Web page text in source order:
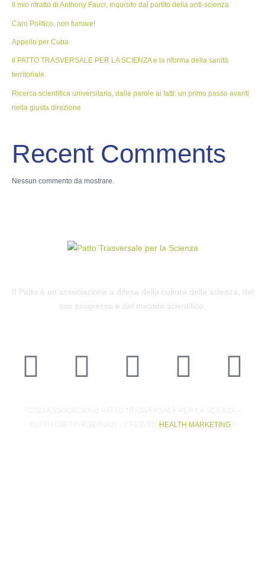
Il mio ritratto di Anthony Fauci, inquisito dal partito della anti-scienza
Caro Politico, non fumare!
Appello per Cuba
Il PATTO TRASVERSALE PER LA SCIENZA e la riforma della sanità
territoriale.
Ricerca scientifica universitaria, dalle parole ai fatti: un primo passo avanti
nella giusta direzione
Recent Comments
Nessun commento da mostrare.
Il Patto è un’associazione a difesa della cultura della scienza, del
suo progresso e del metodo scientifico.
HEALTH MARKETING®